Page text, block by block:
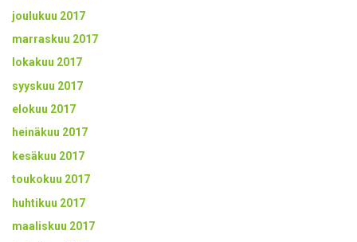
joulukuu 2017
marraskuu 2017
lokakuu 2017
syyskuu 2017
elokuu 2017
heinäkuu 2017
kesäkuu 2017
toukokuu 2017
huhtikuu 2017
maaliskuu 2017